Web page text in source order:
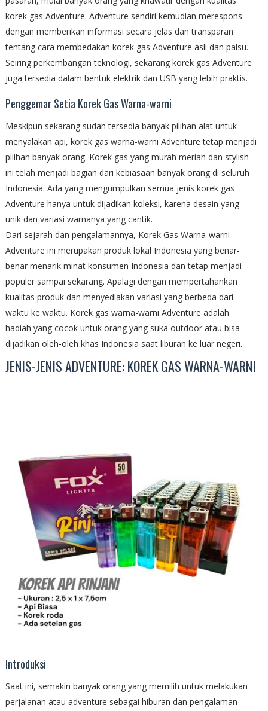
korek gas Adventure. Adventure sendiri kemudian merespons
dengan memberikan informasi secara jelas dan transparan
tentang cara membedakan korek gas Adventure asli dan palsu.
Seiring perkembangan teknologi, sekarang korek gas Adventure
juga tersedia dalam bentuk elektrik dan USB yang lebih praktis.
Penggemar Setia Korek Gas Warna-warni
Meskipun sekarang sudah tersedia banyak pilihan alat untuk
menyalakan api, korek gas warna-warni Adventure tetap menjadi
pilihan banyak orang. Korek gas yang murah meriah dan stylish
ini telah menjadi bagian dari kebiasaan banyak orang di seluruh
Indonesia. Ada yang mengumpulkan semua jenis korek gas
Adventure hanya untuk dijadikan koleksi, karena desain yang
unik dan variasi warnanya yang cantik.
Dari sejarah dan pengalamannya, Korek Gas Warna-warni
Adventure ini merupakan produk lokal Indonesia yang benar-
benar menarik minat konsumen Indonesia dan tetap menjadi
populer sampai sekarang. Apalagi dengan mempertahankan
kualitas produk dan menyediakan variasi yang berbeda dari
waktu ke waktu. Korek gas warna-warni Adventure adalah
hadiah yang cocok untuk orang yang suka outdoor atau bisa
dijadikan oleh-oleh khas Indonesia saat liburan ke luar negeri.
JENIS-JENIS ADVENTURE: KOREK GAS WARNA-WARNI
Introduksi
Saat ini, semakin banyak orang yang memilih untuk melakukan
perjalanan atau adventure sebagai hiburan dan pengalaman